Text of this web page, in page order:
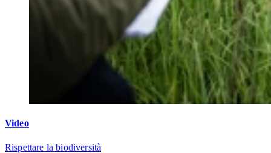
Video
Rispettare la biodiversità